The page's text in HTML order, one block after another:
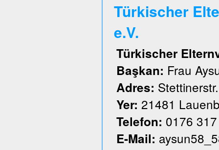
Türkischer
e.V.
Türkischer
Başkan: Frau
Adres:
Yer: 21481
Telefon: 0176
E-Mail: